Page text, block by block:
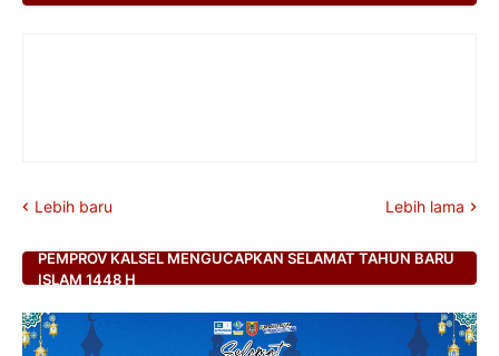
Lebih baru Lebih lama
PEMPROV KALSEL MENGUCAPKAN SELAMAT TAHUN BARU
ISLAM 1448 H